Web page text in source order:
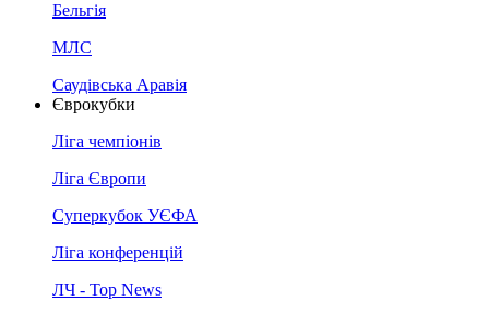
Бельгія
МЛС
Саудівська Аравія
Єврокубки
Ліга чемпіонів
Ліга Європи
Суперкубок УЄФА
Ліга конференцій
ЛЧ - Top News